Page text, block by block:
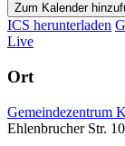
Zum Kalender
ICS herunterladen
Live
Ort
Gemeindezentrum
Ehlenbrucher Str.